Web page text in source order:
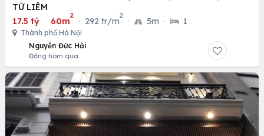
TỪ LIÊM
17.5 tỷ · 60m
2
· 292 tr/m
2
· 5m · 1
Thành phố Hà Nội
Nguyễn Đức Hải
Đăng hôm qua